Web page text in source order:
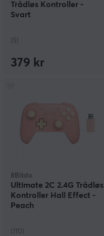
Trådløs Kontroller -
Svart
(5)
379 kr
8Bitdo
Ultimate 2C 2.4G Trådløs
Kontroller Hall Effect -
Peach
(110)